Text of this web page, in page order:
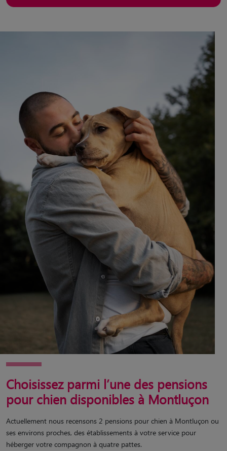
Choisissez parmi l’une des pensions
pour chien disponibles à Montluçon
Actuellement nous recensons 2 pensions pour chien à Montluçon ou
ses environs proches, des établissements à votre service pour
héberger votre compagnon à quatre pattes.